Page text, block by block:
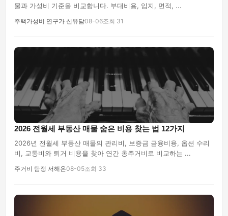
물과 가성비 기준을 비교합니다. 부대비용, 입지, 면적, ...
주택가성비 연구가 신유담08-06조회 31
2026 전월세 부동산 매물 숨은 비용 찾는 법 12가지
2026년 전월세 부동산 매물의 관리비, 보증금 금융비용, 옵션 수리
비, 교통비와 퇴거 비용을 찾아 연간 총주거비로 비교하는 ...
주거비 탐정 서해온08-05조회 33